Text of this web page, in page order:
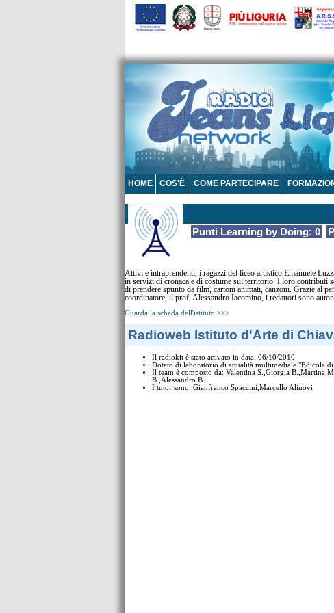
HOME COS'È COME PARTECIPARE
Punti Learning by Doing: 0
Attivi e intraprendenti, i ragazzi del liceo artistico Emanuele
in servizi di cronaca e di costume sul territorio. I loro contributi
di prendere spunto da film, cartoni animati, canzoni. Grazie al
coordinatore, il prof. Alessandro Iacomino, i redattori sono
Guarda la scheda dell'istituto >>>
Radioweb Istituto d'Arte di
Il radiokit è stato attivato in data: 06/10/2010
Dotato di laboratorio di attualità multimediale "Edicola
Il team è composto da: Valentina S.,Giorgia B.,Martina
B.,Alessandro B.
I tutor sono: Gianfranco Spaccini,Marcello Alinovi